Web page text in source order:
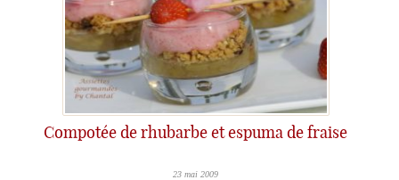
Compotée de rhubarbe et espuma de fraise
23 mai 2009